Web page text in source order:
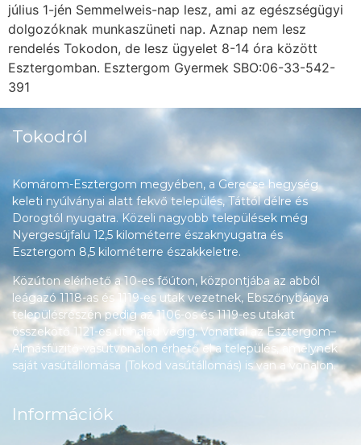
július 1-jén Semmelweis-nap lesz, ami az egészségügyi
dolgozóknak munkaszüneti nap. Aznap nem lesz
rendelés Tokodon, de lesz ügyelet 8-14 óra között
Esztergomban. Esztergom Gyermek SBO:06-33-542-
391
Tokodról
Komárom-Esztergom megyében, a Gerecse hegység
keleti nyúlványai alatt fekvő település, Táttól délre és
Dorogtól nyugatra. Közeli nagyobb települések még
Nyergesújfalu 12,5 kilométerre északnyugatra és
Esztergom 8,5 kilométerre északkeletre.
Közúton elérhető a 10-es főúton, központjába az abból
leágazó 1118-as és 1119-es utak vezetnek, Ebszőnybánya
településrészén pedig az 1106-os és 1119-es utakat
összekötő 1121-es út halad végig. Vonattal az Esztergom–
Almásfüzitő-vasútvonalon érhető el a település, amelynek
saját vasútállomása (Tokod vasútállomás) is van a vonalon.
Információk